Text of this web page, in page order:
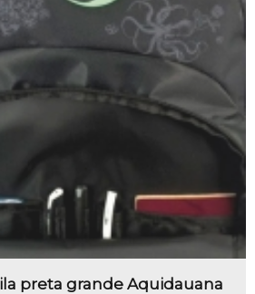
preta grande Aquidauana